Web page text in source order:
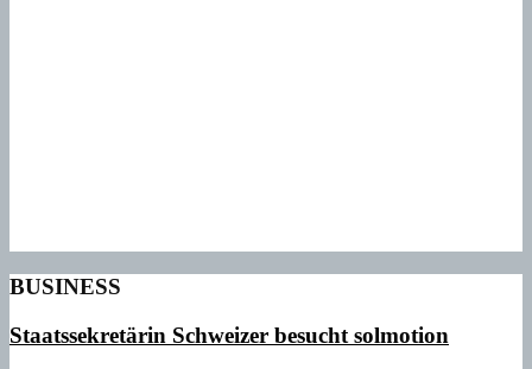
BUSINESS
Staatssekretärin Schweizer besucht solmotion